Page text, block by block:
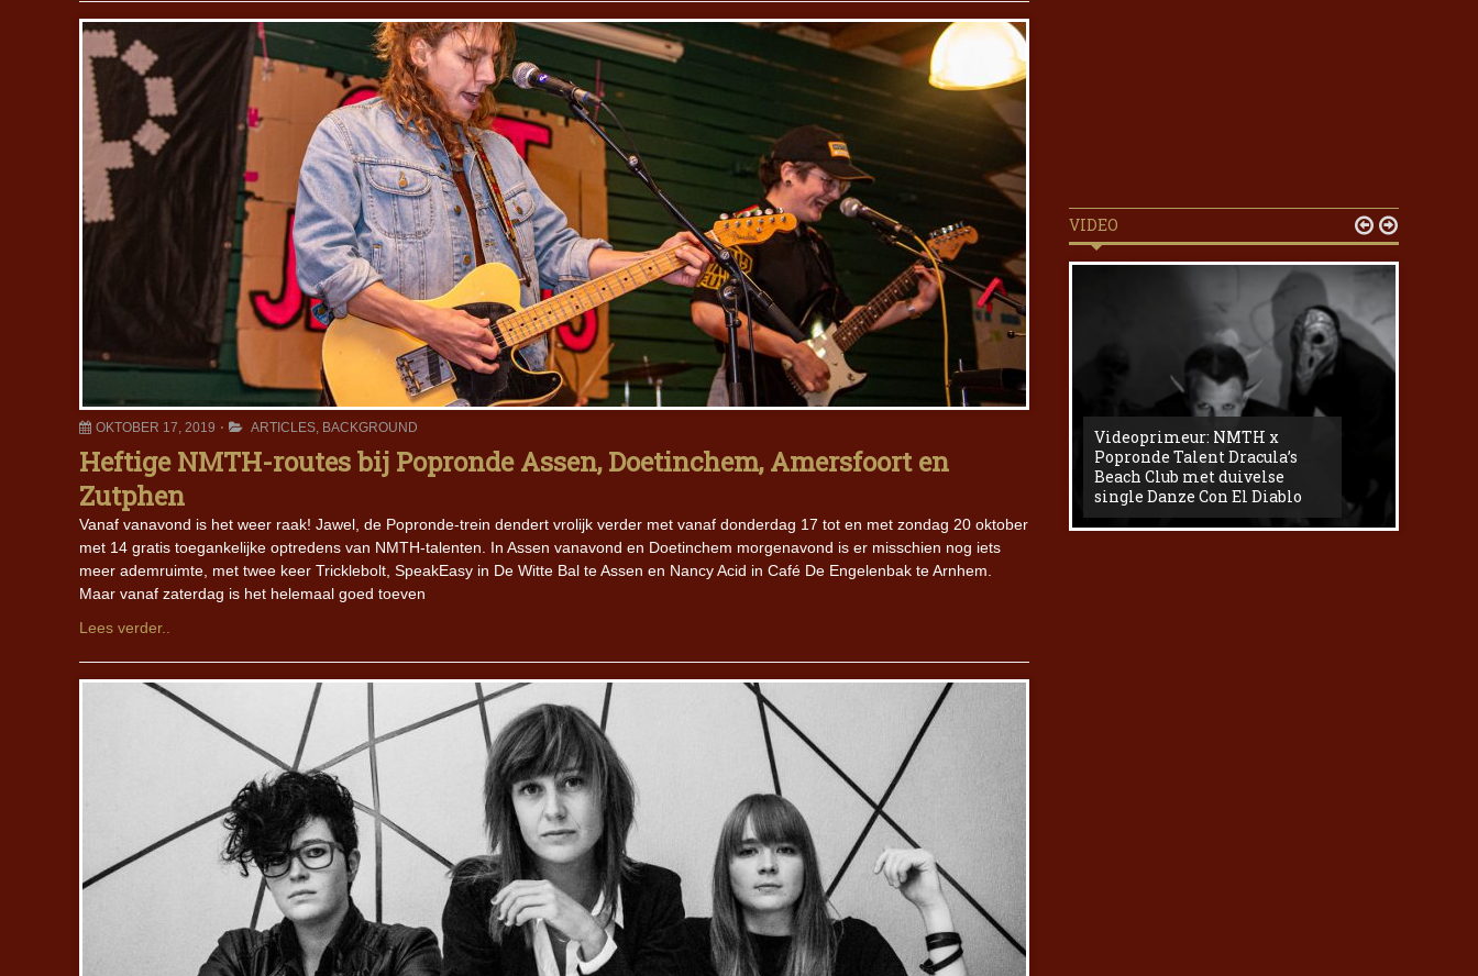
OKTOBER 17, 2019 ARTICLES, BACKGROUND
Heftige NMTH-routes bij Popronde Assen, Doetinchem, Amersfoort en
Zutphen
Vanaf vanavond is het weer raak! Jawel, de Popronde-trein dendert vrolijk verder met vanaf donderdag 17 tot en met zondag 20 oktober
met 14 gratis toegankelijke optredens van NMTH-talenten. In Assen vanavond en Doetinchem morgenavond is er misschien nog iets
meer ademruimte, met twee keer Tricklebolt, SpeakEasy in De Witte Bal te Assen en Nancy Acid in Café De Engelenbak te Arnhem.
Maar vanaf zaterdag is het helemaal goed toeven
Lees verder..
VIDEO
Iron Jinn doopt vers epos The
Futurist en munt Reich and
Videoprimeur: NMTH x
Popronde Talent Dracula’s
Beach Club met duivelse
single Danze Con El Diablo
 